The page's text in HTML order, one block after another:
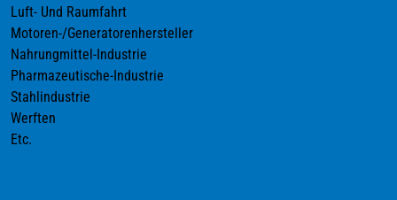
Luft- Und Raumfahrt
Motoren-/Generatorenhersteller
Nahrungmittel-Industrie
Pharmazeutische-Industrie
Stahlindustrie
Werften
Etc.